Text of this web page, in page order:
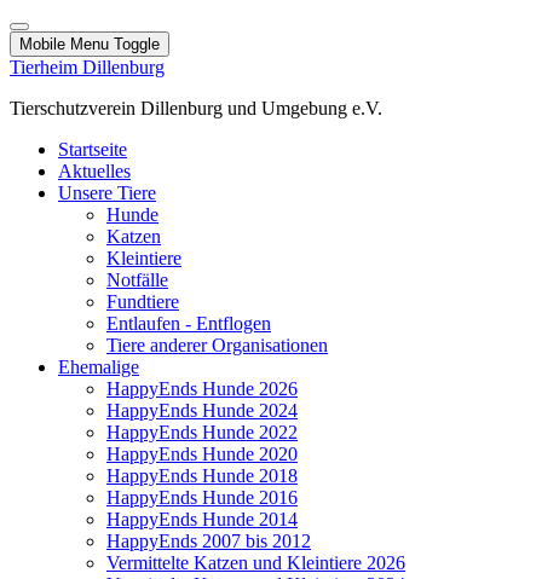
Mobile Menu Toggle
Tierheim Dillenburg
Tierschutzverein Dillenburg und Umgebung e.V.
Startseite
Aktuelles
Unsere Tiere
Hunde
Katzen
Kleintiere
Notfälle
Fundtiere
Entlaufen - Entflogen
Tiere anderer Organisationen
Ehemalige
HappyEnds Hunde 2026
HappyEnds Hunde 2024
HappyEnds Hunde 2022
HappyEnds Hunde 2020
HappyEnds Hunde 2018
HappyEnds Hunde 2016
HappyEnds Hunde 2014
HappyEnds 2007 bis 2012
Vermittelte Katzen und Kleintiere 2026